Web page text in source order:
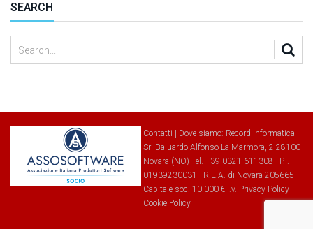
SEARCH
Contatti Dove siamo: Record Informatica
Srl Baluardo Alfonso La Marmora, 2 28100
Novara (NO) Tel. +39 0321 611308 - P.I.
01939230031 - R.E.A. di Novara 205665 -
Capitale soc. 10.000 € i.v. Privacy Policy -
Cookie Policy